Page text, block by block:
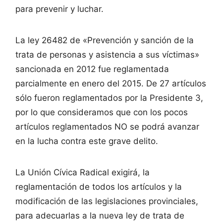
para prevenir y luchar.
La ley 26482 de «Prevención y sanción de la
trata de personas y asistencia a sus víctimas»
sancionada en 2012 fue reglamentada
parcialmente en enero del 2015. De 27 artículos
sólo fueron reglamentados por la Presidente 3,
por lo que consideramos que con los pocos
artículos reglamentados NO se podrá avanzar
en la lucha contra este grave delito.
La Unión Cívica Radical exigirá, la
reglamentación de todos los artículos y la
modificación de las legislaciones provinciales,
para adecuarlas a la nueva ley de trata de